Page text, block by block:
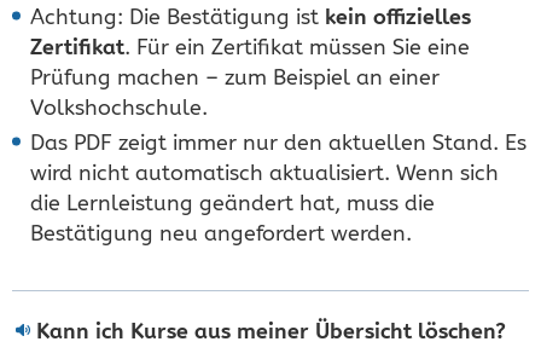
Achtung: Die Bestätigung ist kein offizielles
Zertifikat. Für ein Zertifikat müssen Sie eine
Prüfung machen – zum Beispiel an einer
Volkshochschule.
Das PDF zeigt immer nur den aktuellen Stand. Es
wird nicht automatisch aktualisiert. Wenn sich
die Lernleistung geändert hat, muss die
Bestätigung neu angefordert werden.
Kann ich Kurse aus meiner Übersicht löschen?